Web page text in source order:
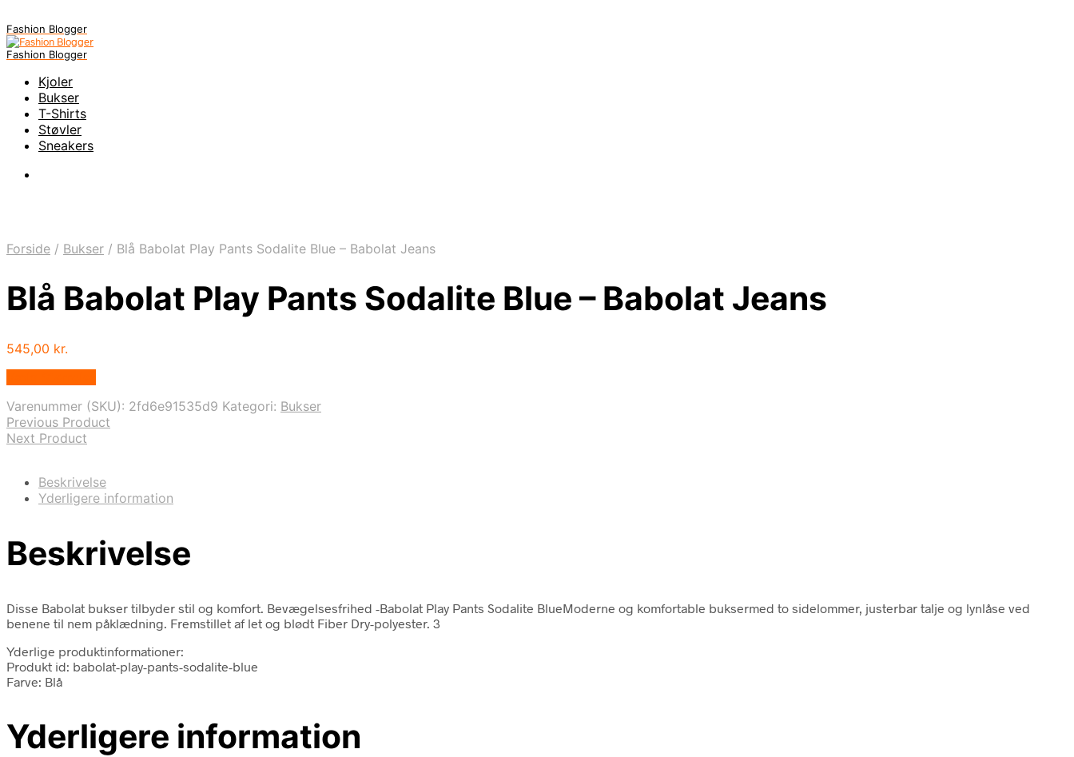
Fashion Blogger
Fashion Blogger
Kjoler
Bukser
T-Shirts
Støvler
Sneakers
Forside / Bukser / Blå Babolat Play Pants Sodalite Blue – Babolat Jeans
Blå Babolat Play Pants Sodalite Blue – Babolat Jeans
545,00 kr.
Varenummer (SKU): 2fd6e91535d9 Kategori: Bukser
Previous Product
Next Product
Beskrivelse
Yderligere information
Beskrivelse
Disse Babolat bukser tilbyder stil og komfort. Bevægelsesfrihed -Babolat Play Pants Sodalite BlueModerne og komfortable buksermed to sidelommer, justerbar talje og lynlåse ved
benene til nem påklædning. Fremstillet af let og blødt Fiber Dry-polyester. 3
Yderlige produktinformationer:
Produkt id: babolat-play-pants-sodalite-blue
Farve: Blå
Yderligere information